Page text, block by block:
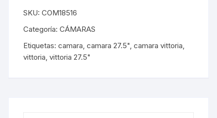
Presta
mm
cantidad
SKU:COM18516
Categoría:CÁMARAS
Etiquetas:camara ,camara 27.5" ,camara vittoria
vittoria ,vittoria 27.5"